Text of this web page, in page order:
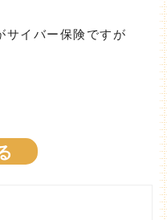
サイバー保険ですが